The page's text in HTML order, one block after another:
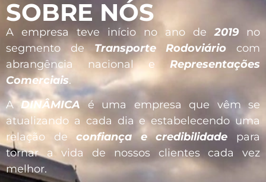
SOBRE NÓS
A empresa teve início no ano de2019no
segmento de Transporte Rodoviário com
abrangência nacional e Representações
Comerciais.
A DINÂMICA é uma empresa que vêm se
atualizando a cada dia e estabelecendo uma
relação deconfiança e credibilidade para
tornar a vida de nossos clientes cada vez
melhor.